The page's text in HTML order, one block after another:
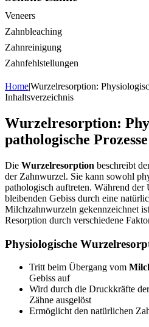
Veneers
Zahnbleaching
Zahnreinigung
Zahnfehlstellungen
Home|Wurzelresorption:
Inhaltsverzeichnis
Wurzelresorption:
pathologische Prozesse
Die Wurzelresorption beschreibt
der Zahnwurzel. Sie kann sowohl
pathologisch auftreten. Während
bleibenden Gebiss durch eine
Milchzahnwurzeln gekennzeichnet
Resorption durch verschiedene
Physiologische
Tritt beim Übergang vom
Gebiss auf
Wird durch die Druckkräfte
Zähne ausgelöst
Ermöglicht den natürlichen